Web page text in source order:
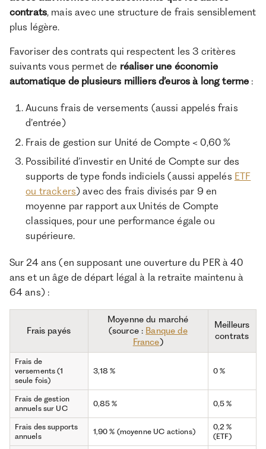
contrats, mais avec une structure de frais sensiblement
plus légère.
Favoriser des contrats qui respectent les 3 critères
suivants vous permet de réaliser une économie
automatique de plusieurs milliers d’euros à long terme :
Aucuns frais de versements (aussi appelés frais
d’entrée)
Frais de gestion sur Unité de Compte < 0,60 %
Possibilité d’investir en Unité de Compte sur des
supports de type fonds indiciels (aussi appelés ETF
ou trackers) avec des frais divisés par 9 en
moyenne par rapport aux Unités de Compte
classiques, pour une performance égale ou
supérieure.
Sur 24 ans (en supposant une ouverture du PER à 40
ans et un âge de départ légal à la retraite maintenu à
64 ans) :
Frais payés
Moyenne du marché
(source : Banque de
France)
Meilleurs
contrats
Frais de
versements (1
seule fois)
3,18 % 0 %
Frais de gestion
annuels sur UC
0,85 % 0,5 %
Frais des supports
annuels
1,90 % (moyenne UC actions)
0,2 %
(ETF)